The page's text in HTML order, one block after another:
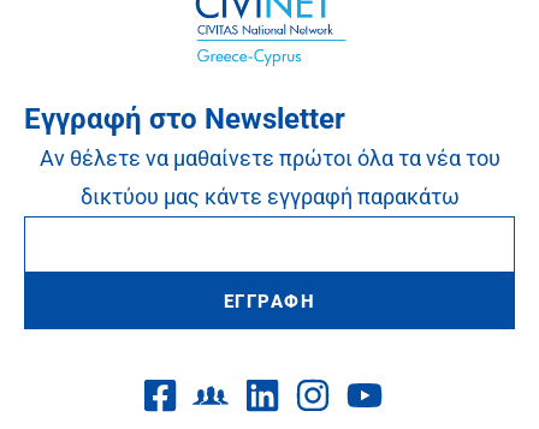
Εγγραφή στο Newsletter
Αν θέλετε να μαθαίνετε πρώτοι όλα τα νέα του
δικτύου μας κάντε εγγραφή παρακάτω
ΕΓΓΡΑΦΗ